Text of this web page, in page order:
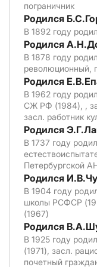
пограничник
Родился
В 1892 году
Родился
В 1878 году
революционный,
Родился
В 1962 году
СЖ РФ (1984), ,
засл. работник
Родился
В 1737 году
Петербургской
Родился
В 1904 году
школы РСФСР
(1967)
Родился
В 1925 году
(1971), засл.
почетный